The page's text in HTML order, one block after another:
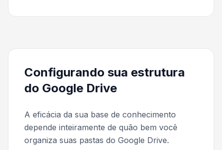
Configurando sua estrutura
do Google Drive
A eficácia da sua base de conhecimento
depende inteiramente de quão bem você
organiza suas pastas do Google Drive.